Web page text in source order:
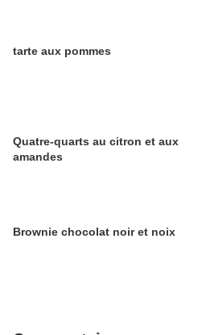
tarte aux pommes
Quatre-quarts au citron et aux
amandes
Brownie chocolat noir et noix